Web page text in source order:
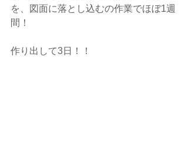
を、図面に落とし込むの作業でほぼ1週
間！
作り出して3日！！